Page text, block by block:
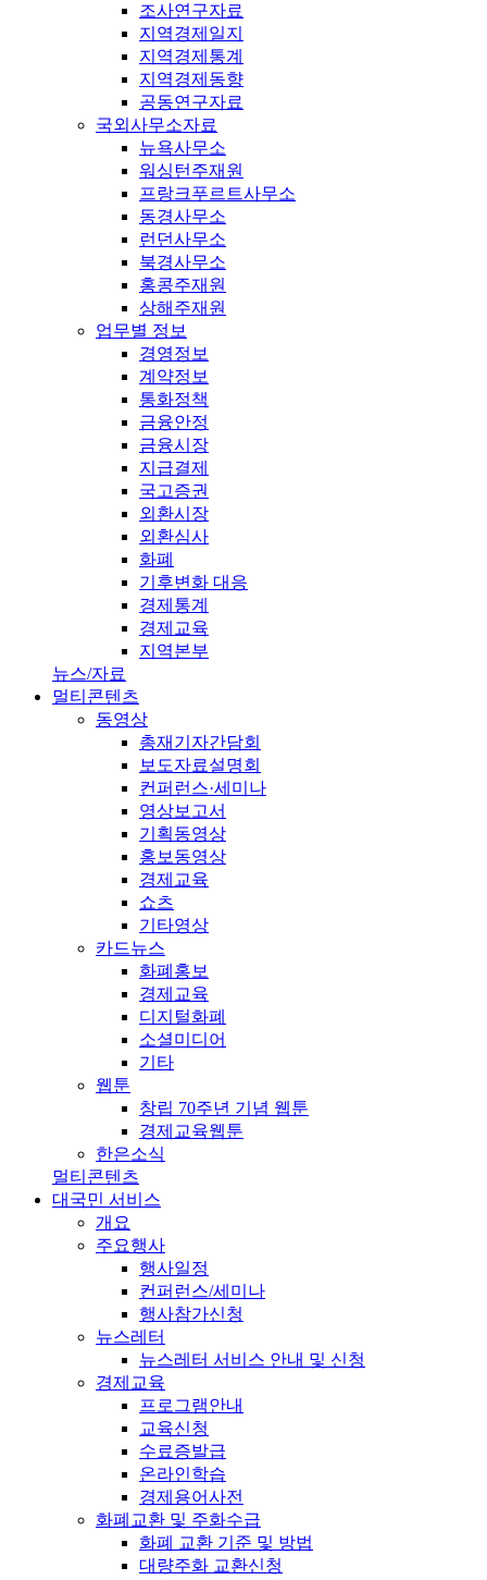
조사연구자료
지역경제일지
지역경제통계
지역경제동향
공동연구자료
국외사무소자료
뉴욕사무소
워싱턴주재원
프랑크푸르트사무소
동경사무소
런던사무소
북경사무소
홍콩주재원
상해주재원
업무별 정보
경영정보
계약정보
통화정책
금융안정
금융시장
지급결제
국고증권
외환시장
외환심사
화폐
기후변화 대응
경제통계
경제교육
지역본부
뉴스/자료
멀티콘텐츠
동영상
총재기자간담회
보도자료설명회
컨퍼런스·세미나
영상보고서
기획동영상
홍보동영상
경제교육
쇼츠
기타영상
카드뉴스
화폐홍보
경제교육
디지털화폐
소셜미디어
기타
웹툰
창립 70주년 기념 웹툰
경제교육웹툰
한은소식
멀티콘텐츠
대국민 서비스
개요
주요행사
행사일정
컨퍼런스/세미나
행사참가신청
뉴스레터
뉴스레터 서비스 안내 및 신청
경제교육
프로그램안내
교육신청
수료증발급
온라인학습
경제용어사전
화폐교환 및 주화수급
화폐 교환 기준 및 방법
대량주화 교환신청